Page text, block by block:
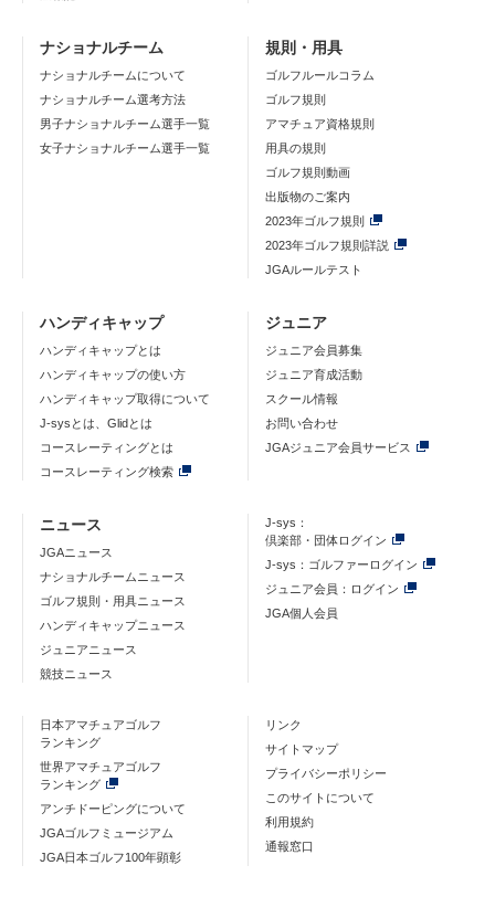
ナショナルチーム
ナショナルチームについて
ナショナルチーム選考方法
男子ナショナルチーム選手一覧
女子ナショナルチーム選手一覧
規則・用具
ゴルフルールコラム
ゴルフ規則
アマチュア資格規則
用具の規則
ゴルフ規則動画
出版物のご案内
2023年ゴルフ規則
2023年ゴルフ規則詳説
JGAルールテスト
ハンディキャップ
ハンディキャップとは
ハンディキャップの使い方
ハンディキャップ取得について
J-sysとは、Glidとは
コースレーティングとは
コースレーティング検索
ジュニア
ジュニア会員募集
ジュニア育成活動
スクール情報
お問い合わせ
JGAジュニア会員サービス
ニュース
JGAニュース
ナショナルチームニュース
ゴルフ規則・用具ニュース
ハンディキャップニュース
ジュニアニュース
競技ニュース
J-sys：
倶楽部・団体ログイン
J-sys：ゴルファーログイン
ジュニア会員：ログイン
JGA個人会員
日本アマチュアゴルフ
ランキング
世界アマチュアゴルフ
ランキング
アンチドーピングについて
JGAゴルフミュージアム
JGA日本ゴルフ100年顕彰
リンク
サイトマップ
プライバシーポリシー
このサイトについて
利用規約
通報窓口